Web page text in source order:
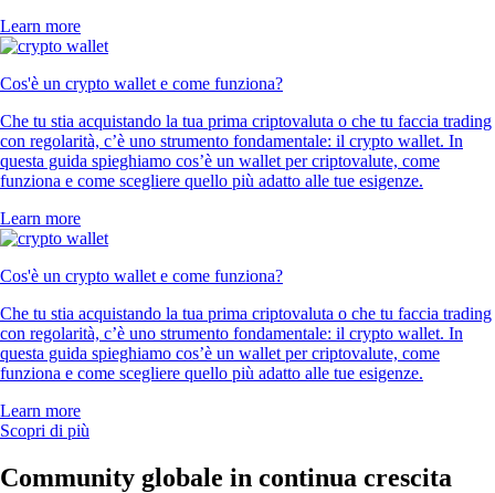
Learn more
Cos'è un crypto wallet e come funziona?
Che tu stia acquistando la tua prima criptovaluta o che tu faccia trading
con regolarità, c’è uno strumento fondamentale: il crypto wallet. In
questa guida spieghiamo cos’è un wallet per criptovalute, come
funziona e come scegliere quello più adatto alle tue esigenze.
Learn more
Cos'è un crypto wallet e come funziona?
Che tu stia acquistando la tua prima criptovaluta o che tu faccia trading
con regolarità, c’è uno strumento fondamentale: il crypto wallet. In
questa guida spieghiamo cos’è un wallet per criptovalute, come
funziona e come scegliere quello più adatto alle tue esigenze.
Learn more
Scopri di più
Community globale in continua crescita